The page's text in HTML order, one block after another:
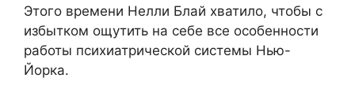
Этого времени Нелли Блай хватило, чтобы с
избытком ощутить на себе все особенности
работы психиатрической системы Нью-
Йорка.